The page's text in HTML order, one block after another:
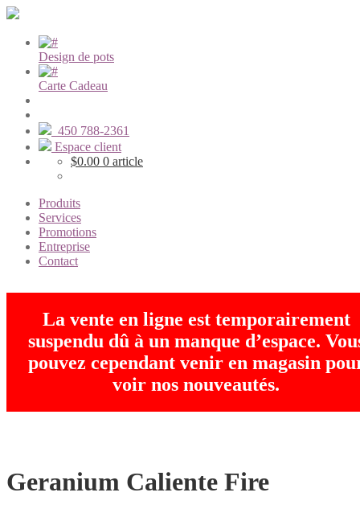
Design de pots
Carte Cadeau
450 788-2361
Espace client
$0.00 0 article
Produits
Services
Promotions
Entreprise
Contact
La vente en ligne est temporairement
suspendu dû à un manque d’espace.
pouvez cependant venir en magasin
voir nos nouveautés.
Geranium Caliente Fire